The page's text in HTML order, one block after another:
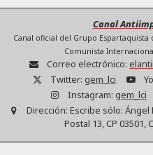
Canal
Canal oficial del Grupo
Comunista
Correo electrónico:
Twitter: gem_lci
Instagram: gem_lci
Dirección: Escribe sólo: Ángel
Postal 13, CP 03501,